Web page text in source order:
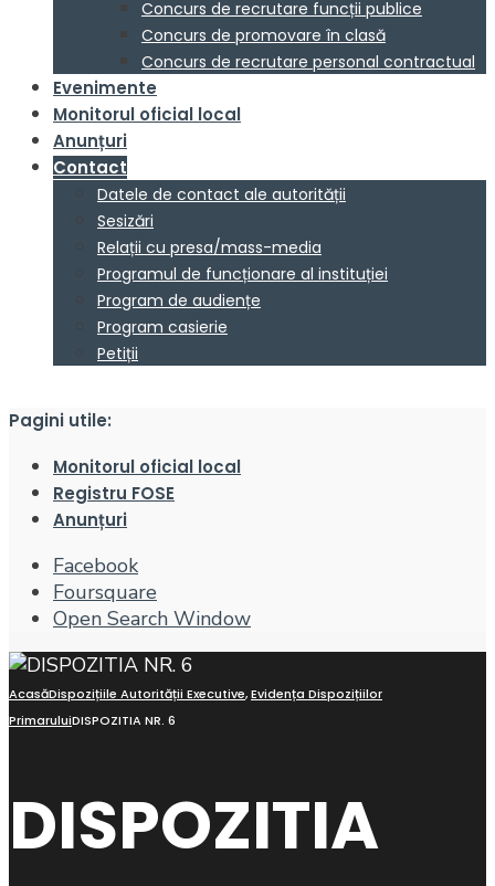
Concurs de recrutare funcții publice
Concurs de promovare în clasă
Concurs de recrutare personal contractual
Evenimente
Monitorul oficial local
Anunțuri
Contact
Datele de contact ale autorității
Sesizări
Relații cu presa/mass-media
Programul de funcționare al instituției
Program de audiențe
Program casierie
Petiții
Pagini utile:
Monitorul oficial local
Registru FOSE
Anunțuri
Facebook
Foursquare
Open Search Window
AcasăDispozițiile Autorității Executive,Evidența Dispozițiilor
PrimaruluiDISPOZITIA NR. 6
DISPOZITIA